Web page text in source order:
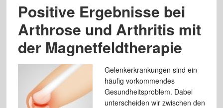
Positive Ergebnisse bei
Arthrose und Arthritis mit
der Magnetfeldtherapie
Gelenkerkrankungen sind ein
häufig vorkommendes
Gesundheitsproblem. Dabei
unterscheiden wir zwischen den